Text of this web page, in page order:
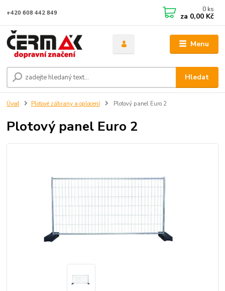
Menu
Hledat
+420 608 442 849 0 ks
za 0,00 Kč
Úvod Plotové zábrany a oplocení Plotový panel Euro 2
Plotový panel Euro 2